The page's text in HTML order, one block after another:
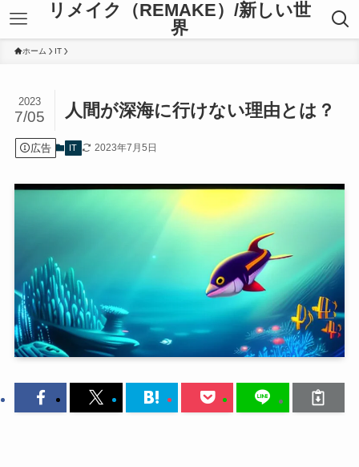
リメイク（REMAKE）/新しい世
界
ホーム IT
人間が深海に行けない理由とは？
2023
7/05
広告 IT 2023年7月5日